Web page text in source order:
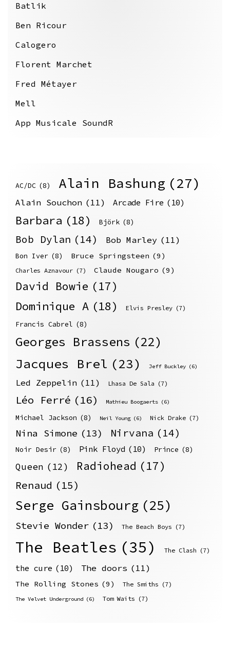
Batlik
Ben Ricour
Calogero
Florent Marchet
Fred Métayer
Mell
App Musicale SoundR
AC/DC (8) Alain Bashung (27)
Alain Souchon (11) Arcade Fire (10)
Barbara (18) Björk (8)
Bob Dylan (14) Bob Marley (11)
Bon Iver (8) Bruce Springsteen (9)
Charles Aznavour (7) Claude Nougaro (9)
David Bowie (17)
Dominique A (18) Elvis Presley (7)
Francis Cabrel (8)
Georges Brassens (22)
Jacques Brel (23) Jeff Buckley (6)
Led Zeppelin (11) Lhasa De Sala (7)
Léo Ferré (16) Mathieu Boogaerts (6)
Michael Jackson (8) Neil Young (6) Nick Drake (7)
Nina Simone (13) Nirvana (14)
Noir Desir (8) Pink Floyd (10) Prince (8)
Queen (12) Radiohead (17)
Renaud (15)
Serge Gainsbourg (25)
Stevie Wonder (13) The Beach Boys (7)
The Beatles (35) The Clash (7)
the cure (10) The doors (11)
The Rolling Stones (9) The Smiths (7)
The Velvet Underground (6) Tom Waits (7)